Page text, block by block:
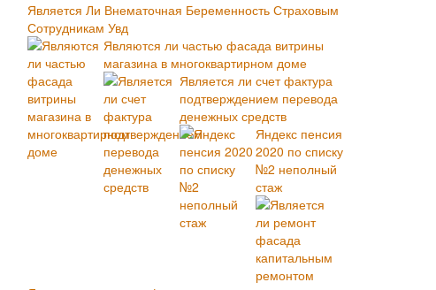
Является Ли Внематочная Беременность Страховым
Сотрудникам Увд
Являются ли частью фасада витрины
магазина в многоквартирном доме
Является ли счет фактура
подтверждением перевода
денежных средств
Яндекс пенсия
2020 по списку
№2 неполный
стаж